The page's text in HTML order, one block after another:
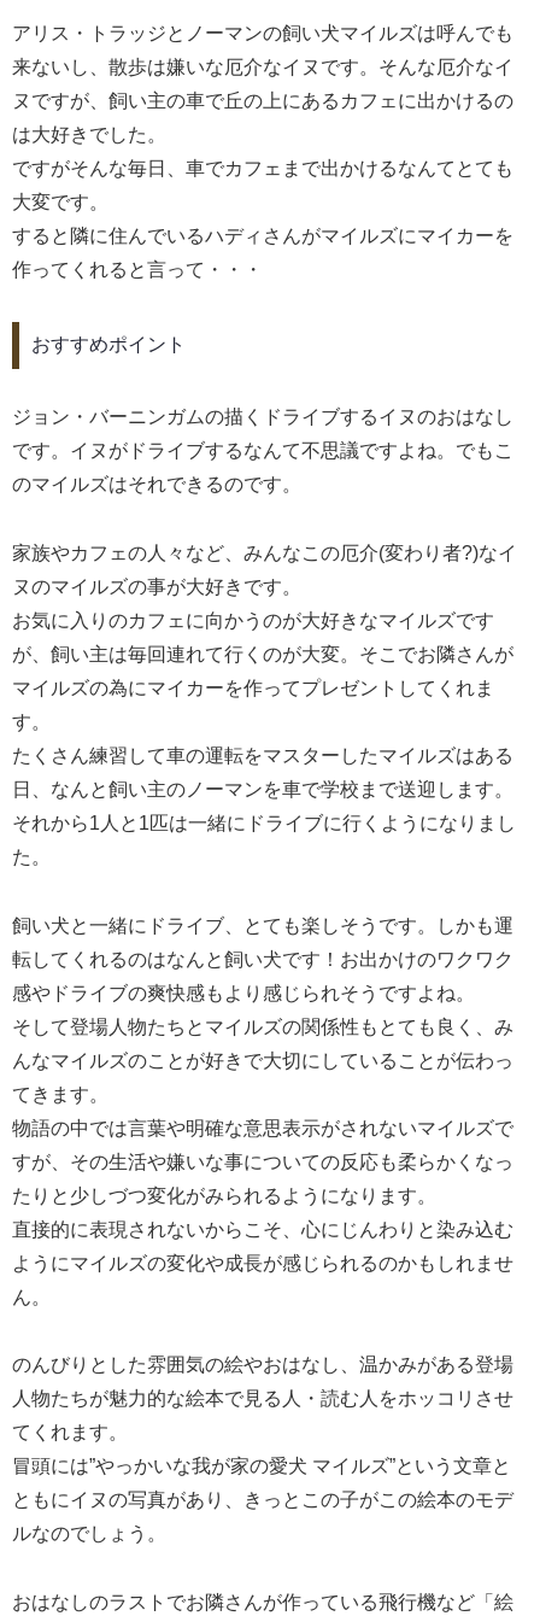
アリス・トラッジとノーマンの飼い犬マイルズは呼んでも
来ないし、散歩は嫌いな厄介なイヌです。そんな厄介なイ
ヌですが、飼い主の車で丘の上にあるカフェに出かけるの
は大好きでした。
ですがそんな毎日、車でカフェまで出かけるなんてとても
大変です。
すると隣に住んでいるハディさんがマイルズにマイカーを
作ってくれると言って・・・
おすすめポイント
ジョン・バーニンガムの描くドライブするイヌのおはなし
です。イヌがドライブするなんて不思議ですよね。でもこ
のマイルズはそれできるのです。
家族やカフェの人々など、みんなこの厄介(変わり者?)なイ
ヌのマイルズの事が大好きです。
お気に入りのカフェに向かうのが大好きなマイルズです
が、飼い主は毎回連れて行くのが大変。そこでお隣さんが
マイルズの為にマイカーを作ってプレゼントしてくれま
す。
たくさん練習して車の運転をマスターしたマイルズはある
日、なんと飼い主のノーマンを車で学校まで送迎します。
それから1人と1匹は一緒にドライブに行くようになりまし
た。
飼い犬と一緒にドライブ、とても楽しそうです。しかも運
転してくれるのはなんと飼い犬です！お出かけのワクワク
感やドライブの爽快感もより感じられそうですよね。
そして登場人物たちとマイルズの関係性もとても良く、み
んなマイルズのことが好きで大切にしていることが伝わっ
てきます。
物語の中では言葉や明確な意思表示がされないマイルズで
すが、その生活や嫌いな事についての反応も柔らかくなっ
たりと少しづつ変化がみられるようになります。
直接的に表現されないからこそ、心にじんわりと染み込む
ようにマイルズの変化や成長が感じられるのかもしれませ
ん。
のんびりとした雰囲気の絵やおはなし、温かみがある登場
人物たちが魅力的な絵本で見る人・読む人をホッコリさせ
てくれます。
冒頭には”やっかいな我が家の愛犬 マイルズ”という文章と
ともにイヌの写真があり、きっとこの子がこの絵本のモデ
ルなのでしょう。
おはなしのラストでお隣さんが作っている飛行機など「絵